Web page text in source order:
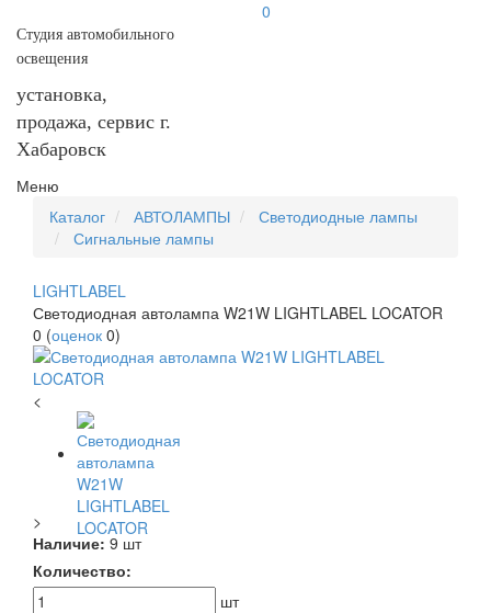
Студия автомобильного
освещения
установка,
продажа, сервис г.
Хабаровск
0
Меню
Каталог
АВТОЛАМПЫ
Светодиодные лампы
Сигнальные лампы
LIGHTLABEL
Светодиодная автолампа W21W LIGHTLABEL LOCATOR
0 (оценок 0)
<
>
Наличие: 9 шт
Количество:
шт